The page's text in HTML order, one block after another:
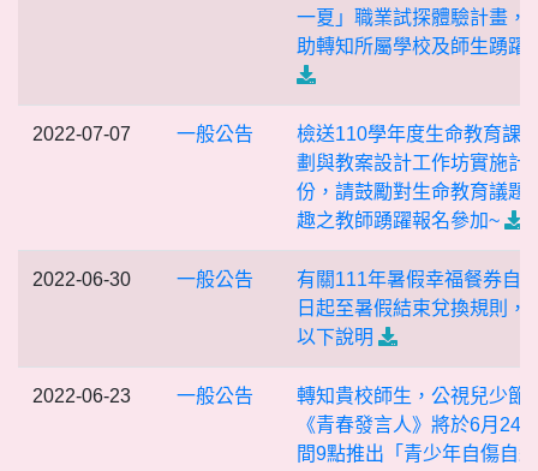
一夏」職業試探體驗計畫，
助轉知所屬學校及師生踴躍
2022-07-07 一般公告
檢送110學年度生命教育課
劃與教案設計工作坊實施計
份，請鼓勵對生命教育議題
趣之教師踴躍報名參加~
2022-06-30 一般公告
有關111年暑假幸福餐券自7
日起至暑假結束兌換規則，
以下說明
2022-06-23 一般公告
轉知貴校師生，公視兒少節
《青春發言人》將於6月24
間9點推出「青少年自傷自